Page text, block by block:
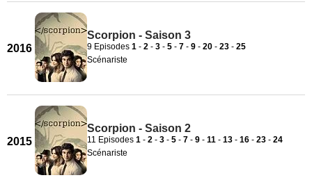
2016
Scorpion - Saison 3
9 Episodes 1 - 2 - 3 - 5 - 7 - 9 - 20 - 23 - 25
Scénariste
2015
Scorpion - Saison 2
11 Episodes 1 - 2 - 3 - 5 - 7 - 9 - 11 - 13 - 16 - 23 - 24
Scénariste